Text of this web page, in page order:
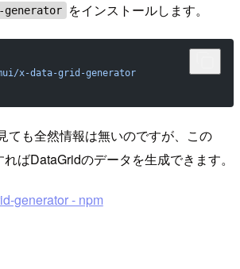
generator をインストールします。
x-data-grid-generator
ても全然情報は無いのですが、この
ばDataGridのデータを生成できます。
generator - npm